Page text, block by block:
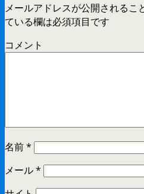
メールアドレスが公開されるこ
ている欄は必須項目です
コメント
名前*
メール*